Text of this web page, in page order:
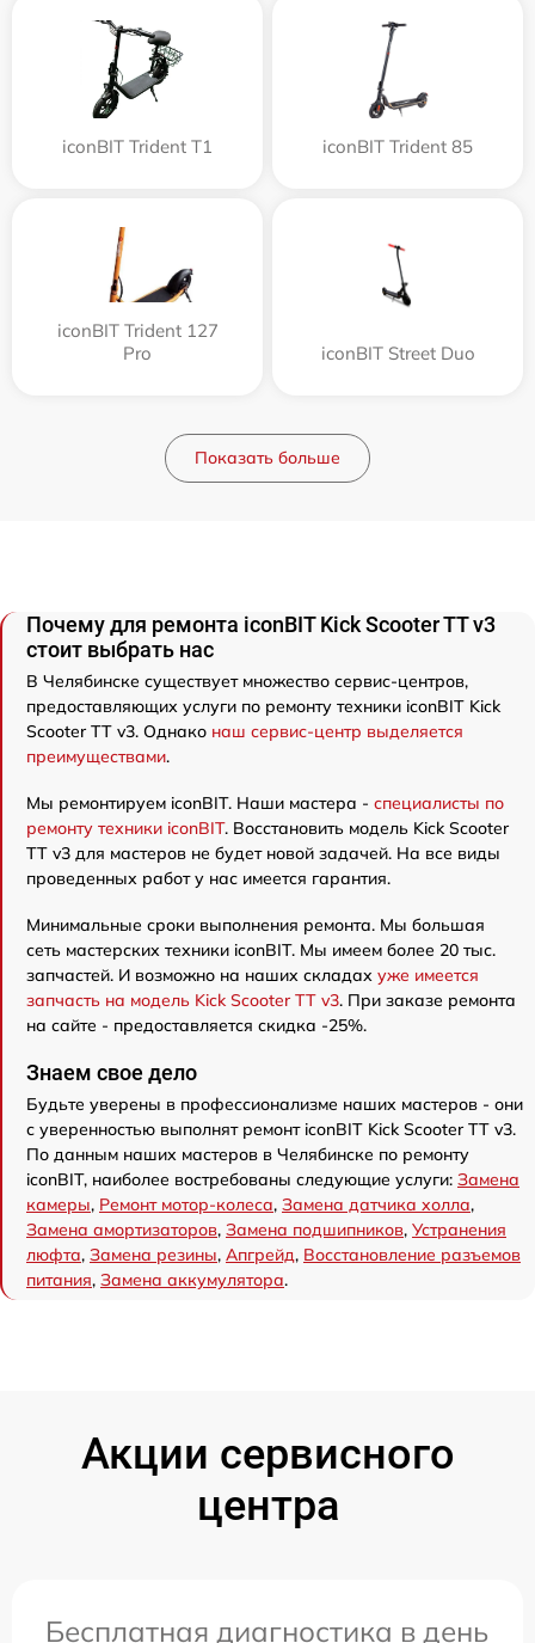
iconBIT Trident T1 iconBIT Trident 85
iconBIT Trident 127
Pro
iconBIT Street Duo
Показать больше
Почему для ремонта iconBIT Kick Scooter TT v3
стоит выбрать нас
В Челябинске существует множество сервис-центров,
предоставляющих услуги по ремонту техники iconBIT Kick
Scooter TT v3. Однако наш сервис-центр выделяется
преимуществами.
Мы ремонтируем iconBIT. Наши мастера - специалисты по
ремонту техники iconBIT. Восстановить модель Kick Scooter
TT v3 для мастеров не будет новой задачей. На все виды
проведенных работ у нас имеется гарантия.
Минимальные сроки выполнения ремонта. Мы большая
сеть мастерских техники iconBIT. Мы имеем более 20 тыс.
запчастей. И возможно на наших складах уже имеется
запчасть на модель Kick Scooter TT v3. При заказе ремонта
на сайте - предоставляется скидка -25%.
Знаем свое дело
Будьте уверены в профессионализме наших мастеров - они
с уверенностью выполнят ремонт iconBIT Kick Scooter TT v3.
По данным наших мастеров в Челябинске по ремонту
iconBIT, наиболее востребованы следующие услуги: Замена
камеры, Ремонт мотор-колеса, Замена датчика холла,
Замена амортизаторов, Замена подшипников, Устранения
люфта, Замена резины, Апгрейд, Восстановление разъемов
питания, Замена аккумулятора.
Акции сервисного
центра
Бесплатная диагностика в день